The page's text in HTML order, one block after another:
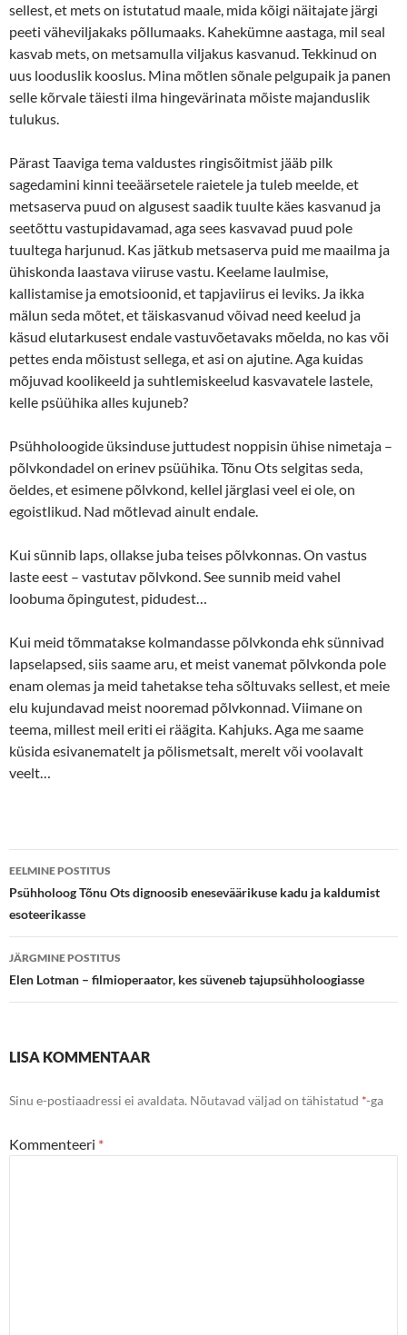
sellest, et mets on istutatud maale, mida kõigi näitajate järgi
peeti väheviljakaks põllumaaks. Kahekümne aastaga, mil seal
kasvab mets, on metsamulla viljakus kasvanud. Tekkinud on
uus looduslik kooslus. Mina mõtlen sõnale pelgupaik ja panen
selle kõrvale täiesti ilma hingevärinata mõiste majanduslik
tulukus.
Pärast Taaviga tema valdustes ringisõitmist jääb pilk
sagedamini kinni teeäärsetele raietele ja tuleb meelde, et
metsaserva puud on algusest saadik tuulte käes kasvanud ja
seetõttu vastupidavamad, aga sees kasvavad puud pole
tuultega harjunud. Kas jätkub metsaserva puid me maailma ja
ühiskonda laastava viiruse vastu. Keelame laulmise,
kallistamise ja emotsioonid, et tapjaviirus ei leviks. Ja ikka
mälun seda mõtet, et täiskasvanud võivad need keelud ja
käsud elutarkusest endale vastuvõetavaks mõelda, no kas või
pettes enda mõistust sellega, et asi on ajutine. Aga kuidas
mõjuvad koolikeeld ja suhtlemiskeelud kasvavatele lastele,
kelle psüühika alles kujuneb?
Psühholoogide üksinduse juttudest noppisin ühise nimetaja –
põlvkondadel on erinev psüühika. Tõnu Ots selgitas seda,
öeldes, et esimene põlvkond, kellel järglasi veel ei ole, on
egoistlikud. Nad mõtlevad ainult endale.
Kui sünnib laps, ollakse juba teises põlvkonnas. On vastus
laste eest – vastutav põlvkond. See sunnib meid vahel
loobuma õpingutest, pidudest…
Kui meid tõmmatakse kolmandasse põlvkonda ehk sünnivad
lapselapsed, siis saame aru, et meist vanemat põlvkonda pole
enam olemas ja meid tahetakse teha sõltuvaks sellest, et meie
elu kujundavad meist nooremad põlvkonnad. Viimane on
teema, millest meil eriti ei räägita. Kahjuks. Aga me saame
küsida esivanematelt ja põlismetsalt, merelt või voolavalt
veelt…
Postituste
töölaud
EELMINE POSTITUS
Psühholoog Tõnu Ots dignoosib eneseväärikuse kadu ja kaldumist
esoteerikasse
JÄRGMINE POSTITUS
Elen Lotman – filmioperaator, kes süveneb tajupsühholoogiasse
LISA KOMMENTAAR
Sinu e-postiaadressi ei avaldata. Nõutavad väljad on tähistatud *-ga
Kommenteeri *